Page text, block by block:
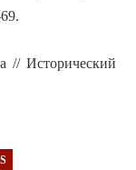
// Исторический